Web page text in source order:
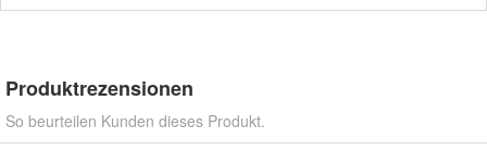
Produktrezensionen
So beurteilen Kunden dieses Produkt.